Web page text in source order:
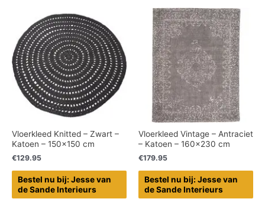
Vloerkleed Knitted – Zwart –
Katoen – 150×150 cm
€129.95
Bestel nu bij: Jesse van
de Sande Interieurs
Vloerkleed Vintage – Antraciet
– Katoen – 160×230 cm
€179.95
Bestel nu bij: Jesse van
de Sande Interieurs